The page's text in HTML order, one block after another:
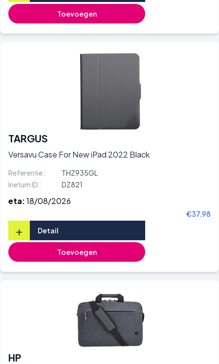
Toevoegen
TARGUS
Versavu Case For New iPad 2022 Black
Referentie :
THZ935GL
Inetum ID :
DZ821
eta:18/08/2026
€37,98
+ Detail
Toevoegen
HP